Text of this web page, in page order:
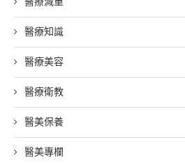
醫療知識
醫療美容
醫療衛教
醫美保養
醫美專欄